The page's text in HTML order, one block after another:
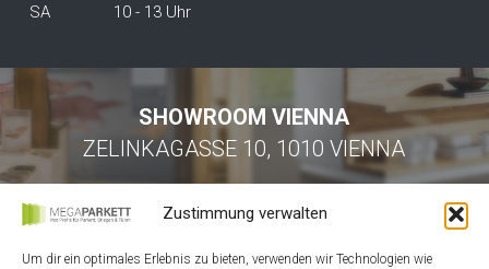
Zustimmung verwalten
Um dir ein optimales Erlebnis zu bieten, verwenden wir Technologien wie
SA
10 - 13 Uhr
SHOWROOM VIENNA
ZELINKAGASSE 10, 1010 VIENNA